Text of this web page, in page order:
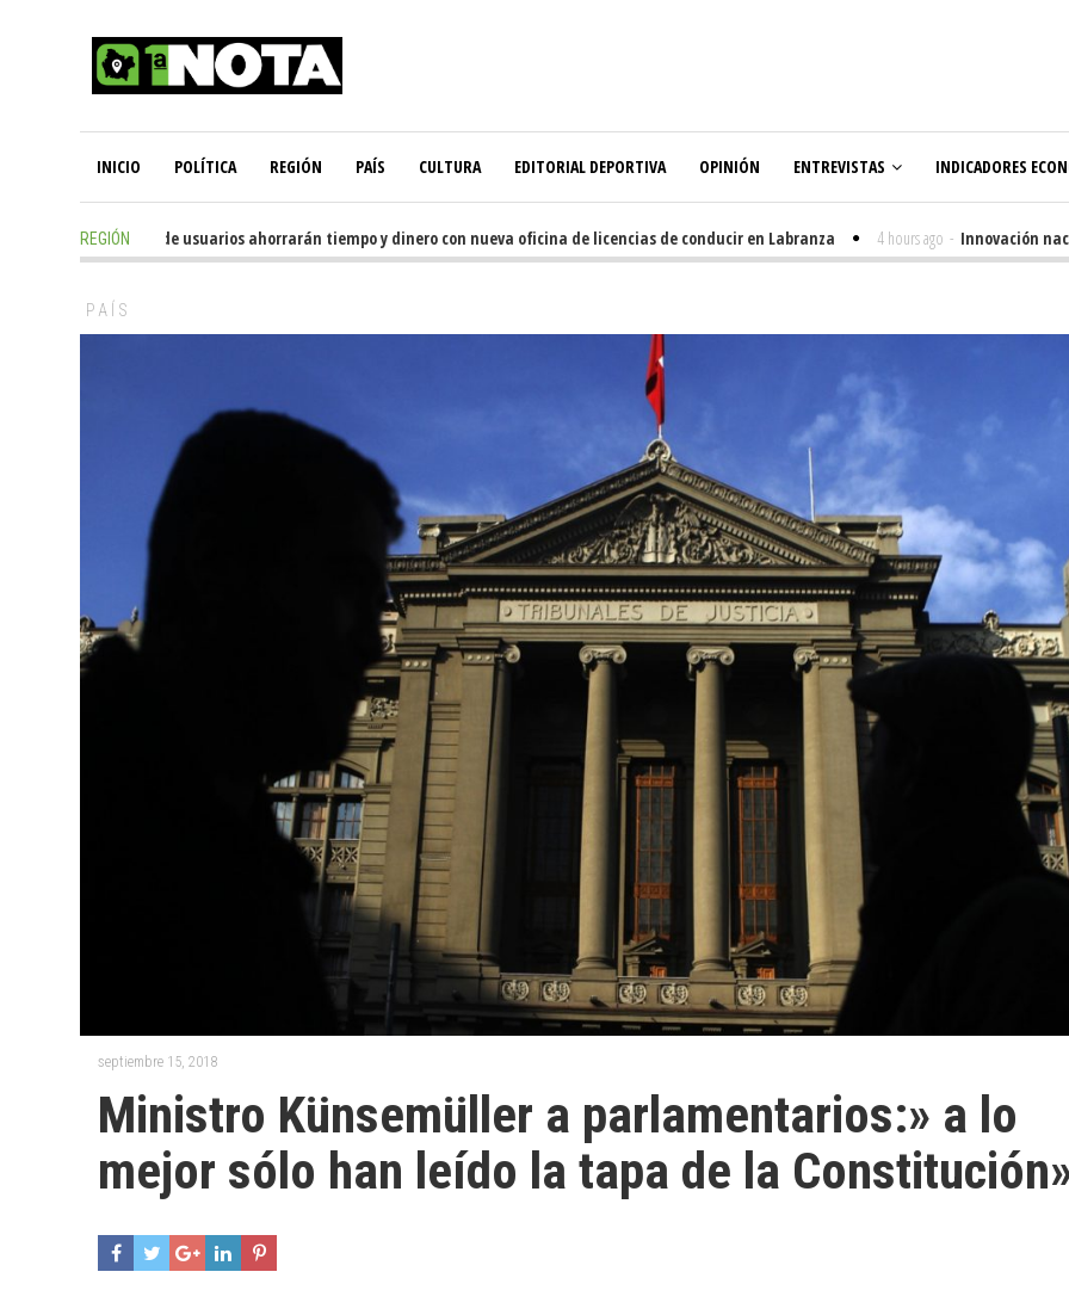
INICIO POLÍTICA REGIÓN PAÍS CULTURA EDITORIAL DEPORTIVA OPINIÓN ENTREVISTAS INDICADORES
REGIÓN
- Miles de usuarios ahorrarán tiempo y dinero con nueva oficina de licencias de conducir en Labranza 4 hours ago - Innovación
PAÍS
septiembre 15, 2018
Ministro Künsemüller a parlamentarios:» a lo
mejor sólo han leído la tapa de la